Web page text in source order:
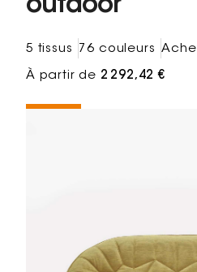
outdoor
5 tissus 76 couleurs
À partir de 2 292,42 €